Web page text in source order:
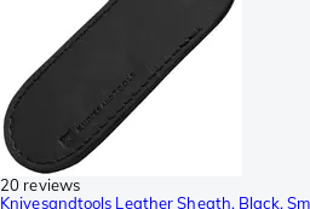
20 reviews
Knivesandtools Leather Sheath, Black,